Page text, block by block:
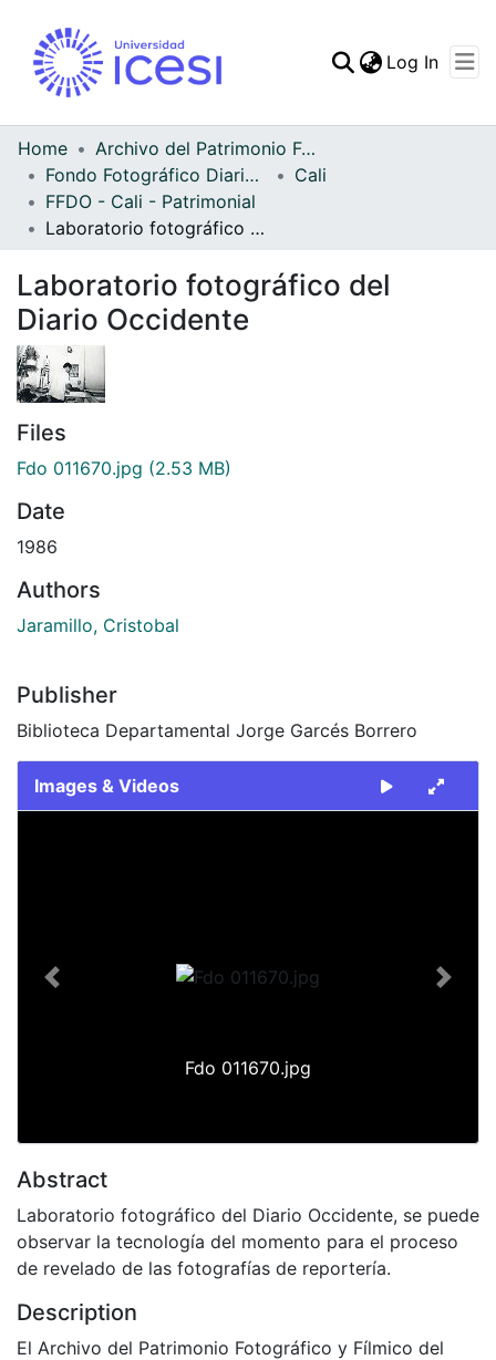
Statistics
Log In
Home
Archivo del Patrimonio Fotográfico y Fílmico del Valle del Cauca
Fondo Fotográfico Diario Occidente
Cali
FFDO - Cali - Patrimonial
Laboratorio fotográfico del Diario Occidente
Laboratorio fotográfico del
Diario Occidente
Files
Fdo 011670.jpg (2.53 MB)
Date
1986
Authors
Jaramillo, Cristobal
Publisher
Biblioteca Departamental Jorge Garcés Borrero
Images & Videos
Fdo 011670.jpg
Previous Next
Abstract
Laboratorio fotográfico del Diario Occidente, se puede
observar la tecnología del momento para el proceso
de revelado de las fotografías de reportería.
Description
El Archivo del Patrimonio Fotográfico y Fílmico del